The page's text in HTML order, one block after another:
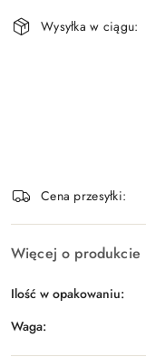
Wysyłka w ciągu:
Cena przesyłki:
Więcej o produkcie
Ilość w opakowaniu:
Waga: